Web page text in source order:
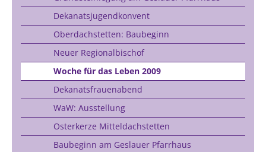
Dekanatsjugendkonvent
Oberdachstetten: Baubeginn
Neuer Regionalbischof
Woche für das Leben 2009
Dekanatsfrauenabend
WaW: Ausstellung
Osterkerze Mitteldachstetten
Baubeginn am Geslauer Pfarrhaus